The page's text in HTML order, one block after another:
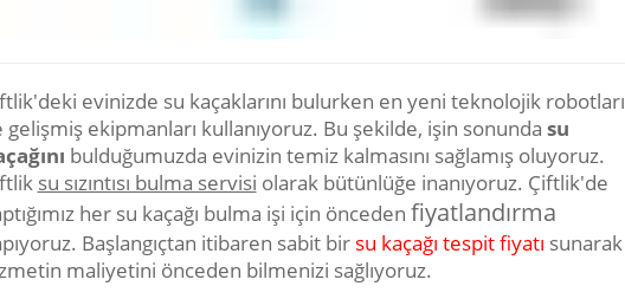
evinizde su kaçaklarını bulurken en yeni teknolojik robotları
gelişmiş ekipmanları kullanıyoruz. Bu şekilde, işin sonunda su
bulduğumuzda evinizin temiz kalmasını sağlamış oluyoruz.
su sızıntısı bulma servisi olarak bütünlüğe inanıyoruz. Çiftlik'de
her su kaçağı bulma işi için önceden fiyatlandırma
Başlangıçtan itibaren sabit bir su kaçağı tespit fiyatı sunarak
maliyetini önceden bilmenizi sağlıyoruz.